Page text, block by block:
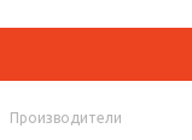
Производители